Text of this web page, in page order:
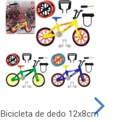
Bicicleta de dedo 12x8cm